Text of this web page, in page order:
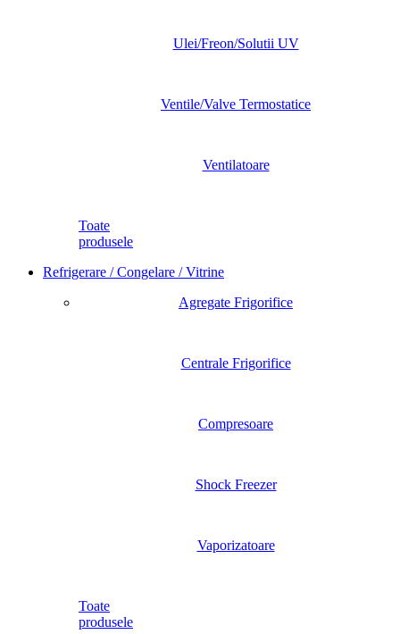
Ulei/Freon/Solutii UV
Ventile/Valve Termostatice
Ventilatoare
Toate
produsele
Refrigerare / Congelare / Vitrine
Agregate Frigorifice
Centrale Frigorifice
Compresoare
Shock Freezer
Vaporizatoare
Toate
produsele